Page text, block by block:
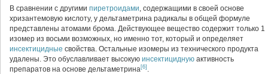
В сравнении с другими пиретроидами, содержащими в своей основе
хризантемовую кислоту, у дельтаметрина радикалы в общей формуле
представлены атомами брома. Действующее вещество содержит только 1
изомер из восьми возможных, но именно тот, который и определяет
инсектицидные свойства. Остальные изомеры из технического продукта
удалены. Это обуславливает высокую инсектицидную активность
препаратов на основе дельтаметрина[6] .